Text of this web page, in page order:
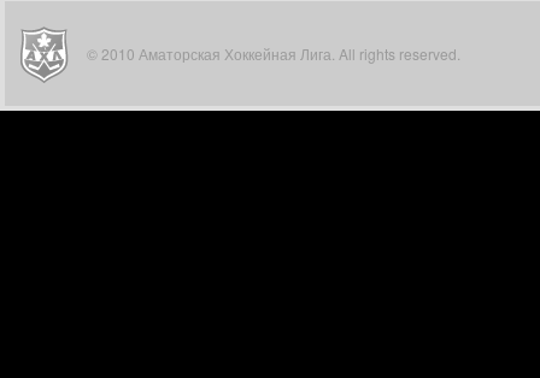
© 2010 Аматорская Хоккейная Лига. All rights reserved.